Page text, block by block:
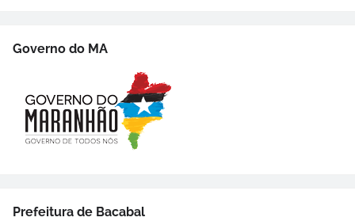
Governo do MA
Prefeitura de Bacabal